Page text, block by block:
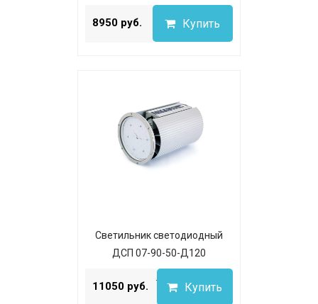
8950 руб. Купить
Светильник светодиодный
ДСП 07-90-50-Д120
...
11050 руб. Купить